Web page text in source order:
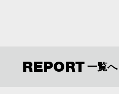
REPORT 一覧へ